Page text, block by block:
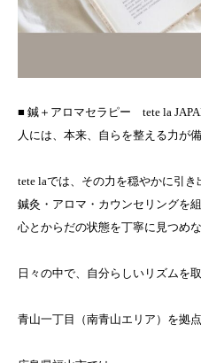
■ 鍼＋アロマセラピー tete la
人には、本来、自らを整える力が
tete laでは、その力を穏やかに引き
鍼灸・アロマ・カウンセリングを組
心とからだの状態を丁寧に見つめ
日々の中で、自分らしいリズムを
青山一丁目（南青山エリア）を拠